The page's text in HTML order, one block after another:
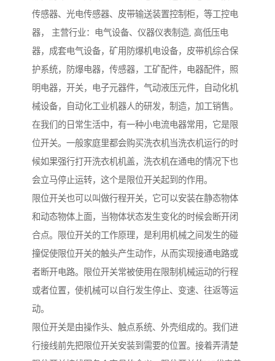
传感器、光电传感器、皮带输送装置控制柜，等工控电
器， 主营行业：电气设备、仪器仪表制造, 高低压电
器，成套电气设备，矿用防爆机电设备，皮带机综合保
护系统，防爆电器，传感器，工矿配件，电器配件，照
明电器，开关，电子元器件，气动液压元件，自动化机
械设备，自动化工业机器人的研发，制造，加工销售。
在我们的日常生活中，有一种小电流电器常用，它是限
位开关。一般家庭里都会购买洗衣机当洗衣机运行的时
候如果强行打开洗衣机机盖，洗衣机在通电的情况下也
会立马停止运转，这个是限位开关起到的作用。
限位开关也可以叫做行程开关，它可以安装在静态物体
和动态物体上面，当物体状态发生变化的时候会断开闭
合点。限位开关的工作原理，是利用机械之间发生的碰
撞促使限位开关的触头产生动作，从而实现接通电路或
者断开电路。限位开关常被使用在限制机械运动的行程
或者位置，使机械可以自行发生停止、变速、往返等运
动。
限位开关是由操作头、触点系统、外壳组成的。我们进
行接线前先把限位开关安装到需要的位置。接着弄清楚